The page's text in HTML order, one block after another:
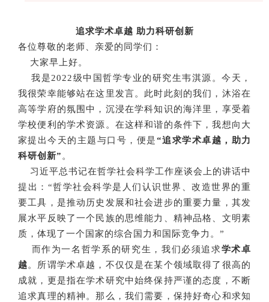
追求学术卓越 助力科研创新
各位尊敬的老师、亲爱的同学们：
大家早上好。
我是2022级中国哲学专业的研究生韦淇源。今天，
我很荣幸能够站在这里发言。此时此刻的我们，沐浴在
高等学府的氛围中，沉浸在学科知识的海洋里，享受着
学校便利的学术资源。在这样和谐的条件下，我想向大
家提出今天的主题与口号，便是“追求学术卓越，助力
科研创新”。
习近平总书记在哲学社会科学工作座谈会上的讲话中
提出：“哲学社会科学是人们认识世界、改造世界的重
要工具，是推动历史发展和社会进步的重要力量，其发
展水平反映了一个民族的思维能力、精神品格、文明素
质，体现了一个国家的综合国力和国际竞争力。”
而作为一名哲学系的研究生，我们必须追求学术卓
越。所谓学术卓越，不仅仅是在某个领域取得了很高的
成就，更是指在学术研究中始终保持严谨的态度，不断
追求真理的精神。那么，我们需要，保持好奇心和求知